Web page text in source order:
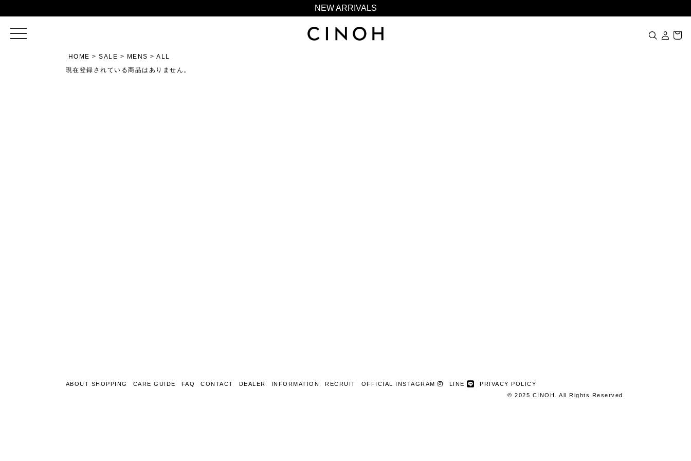
NEW ARRIVALS
ニュースレター登録で¥1,000クーポン進呈
toggle
HOME SALE MENS
ALL
現在登録されている商品はありません。
ABOUT SHOPPING CARE GUIDE FAQ CONTACT DEALER INFORMATION RECRUIT OFFICIAL INSTAGRAM LINE
PRIVACY POLICY
© 2025 CINOH. All Rights Reserved.